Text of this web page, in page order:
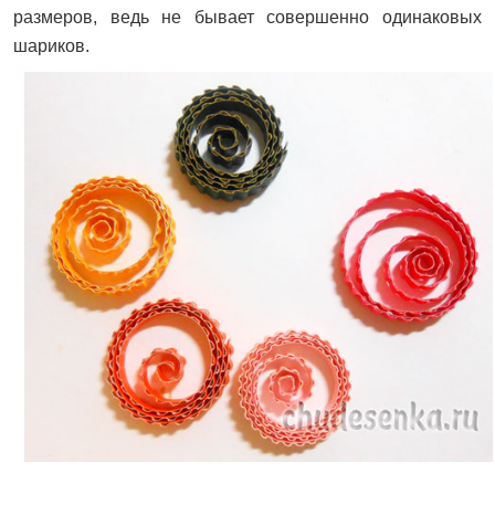
размеров, ведь не бывает совершенно одинаковых
шариков.